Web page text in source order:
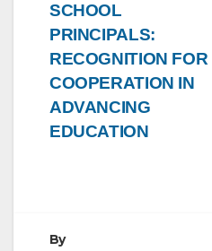
SCHOOL
PRINCIPALS:
RECOGNITION FOR
COOPERATION IN
ADVANCING
EDUCATION
By